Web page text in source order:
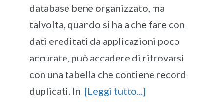
database bene organizzato, ma
talvolta, quando si ha a che fare con
dati ereditati da applicazioni poco
accurate, può accadere di ritrovarsi
con una tabella che contiene record
duplicati. In [Leggi tutto...]